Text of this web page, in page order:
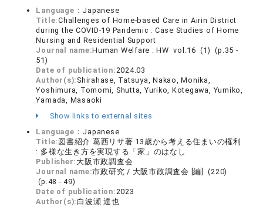
Language： Japanese
Title:Challenges of Home-based Care in Airin District
during the COVID-19 Pandemic : Case Studies of Home
Nursing and Residential Support
Journal name:Human Welfare : HW vol.16 (1) (p.35 -
51)
Date of publication:2024.03
Author(s): Shirahase, Tatsuya, Nakao, Monika,
Yoshimura, Tomomi, Shutta, Yuriko, Kotegawa, Yumiko,
Yamada, Masaoki
Show links to external sites
Language： Japanese
Title: 図書紹介 葛西リサ著 13歳から考える住まいの権利
: 多様な生き方を実現する「家」のはなし
Publisher: 大阪市政調査会
Journal name:市政研究 / 大阪市政調査会 [編] (220)
(p.48 - 49)
Date of publication:2023
Author(s): 白波瀬 達也